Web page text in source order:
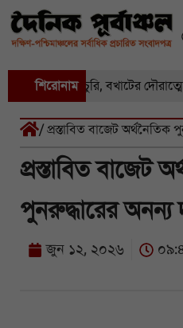
শিরোনাম
পর একচুরি, বখাটের দৌরাত্ম্যে
/ প্রস্তাবিত বাজেট অর্থনৈতিক
প্রস্তাবিত বাজেট
পুনরুদ্ধারের অনন্য
জুন ১২, ২০২৬